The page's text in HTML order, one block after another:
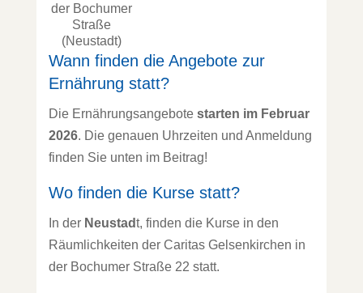
der Bochumer
Straße
(Neustadt)
Wann finden die Angebote zur
Ernährung statt?
Die Ernährungsangebote starten im Februar
2026. Die genauen Uhrzeiten und Anmeldung
finden Sie unten im Beitrag!
Wo finden die Kurse statt?
In derNeustadt, finden die Kurse in den
Räumlichkeiten der Caritas Gelsenkirchen in
der Bochumer Straße 22 statt.